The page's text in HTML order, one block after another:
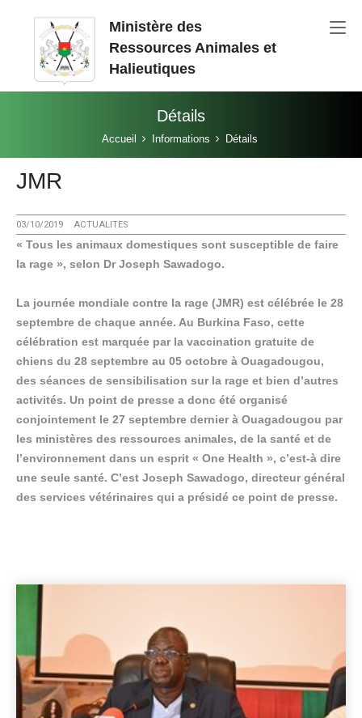
Aller au contenu principal
Ministère des
Ressources Animales et
Halieutiques
Détails
Accueil Informations Détails
JMR
03/10/2019 ACTUALITES
« Tous les animaux domestiques sont susceptible de faire
la rage », selon Dr Joseph Sawadogo.
La journée mondiale contre la rage (JMR) est célébrée le 28
septembre de chaque année. Au Burkina Faso, cette
célébration est marquée par la vaccination gratuite de
chiens du 28 septembre au 05 octobre à Ouagadougou,
des séances de sensibilisation sur la rage et bien d’autres
activités. Un point de presse a donc été organisé
conjointement le 27 septembre dernier à Ouagadougou par
les ministères des ressources animales, de la santé et de
l’environnement dans un esprit « One Health », c’est-à dire
une seule santé. C’est Joseph Sawadogo, directeur général
des services vétérinaires qui a présidé ce point de presse.